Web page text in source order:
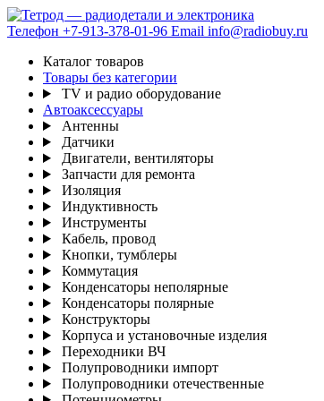
Телефон +7-913-378-01-96 Email info@radiobuy.ru
Каталог товаров
Товары без категории
TV и радио оборудование
Автоаксессуары
Антенны
Датчики
Двигатели, вентиляторы
Запчасти для ремонта
Изоляция
Индуктивность
Инструменты
Кабель, провод
Кнопки, тумблеры
Коммутация
Конденсаторы неполярные
Конденсаторы полярные
Конструкторы
Корпуса и установочные изделия
Переходники ВЧ
Полупроводники импорт
Полупроводники отечественные